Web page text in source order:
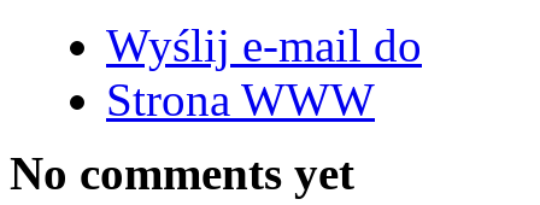
Wyślij e-mail do
Strona WWW
No comments yet